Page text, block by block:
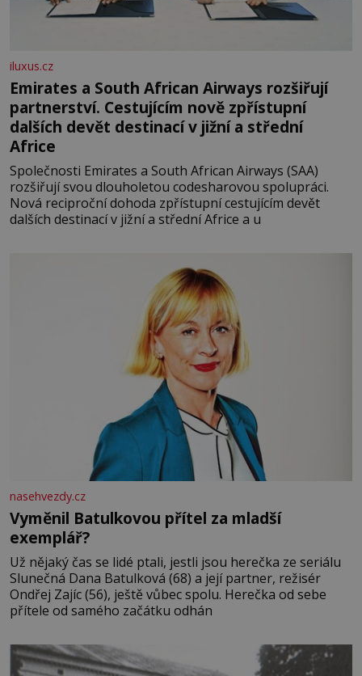
iluxus.cz
Emirates a South African Airways rozšiřují
partnerství. Cestujícím nově zpřístupní
dalších devět destinací v jižní a střední
Africe
Společnosti Emirates a South African Airways (SAA)
rozšiřují svou dlouholetou codesharovou spolupráci.
Nová reciproční dohoda zpřístupní cestujícím devět
dalších destinací v jižní a střední Africe a u
nasehvezdy.cz
Vyměnil Batulkovou přítel za mladší
exemplář?
Už nějaký čas se lidé ptali, jestli jsou herečka ze seriálu
Slunečná Dana Batulková (68) a její partner, režisér
Ondřej Zajíc (56), ještě vůbec spolu. Herečka od sebe
přítele od samého začátku odhán